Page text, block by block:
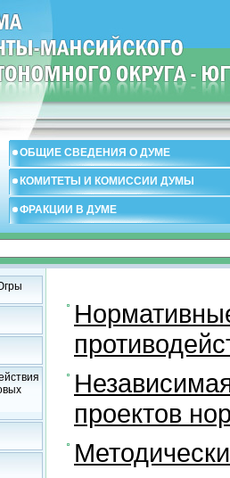
ОБЩИЕ СВЕДЕНИЯ О ДУМЕ
КОМИТЕТЫ И КОМИССИИ ДУМЫ
ФРАКЦИИ В ДУМЕ
проектов